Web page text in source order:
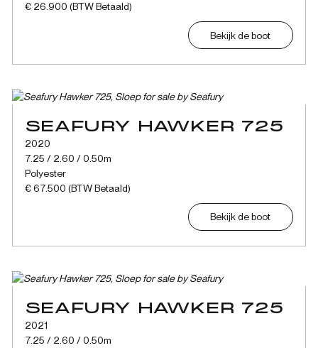
€ 26.900 (BTW Betaald)
Bekijk de boot
SEAFURY HAWKER 725
2020
7.25 / 2.60 / 0.50m
Polyester
€ 67.500 (BTW Betaald)
Bekijk de boot
SEAFURY HAWKER 725
2021
7.25 / 2.60 / 0.50m